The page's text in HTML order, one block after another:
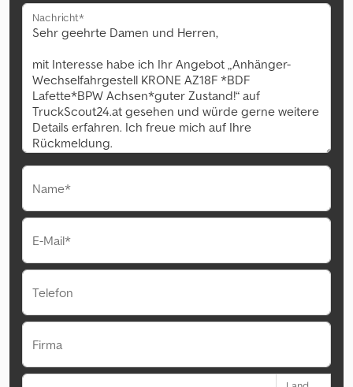
Nachricht*
Name*
E-Mail*
Telefon
Firma